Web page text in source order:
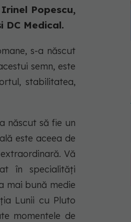
Popescu,
DC Medical.
s-a născut
semn, este
stabilitatea,
născut să fie un
este aceea de
Vă
în specialități
mai bună medie
Lunii cu Pluto
momentele de